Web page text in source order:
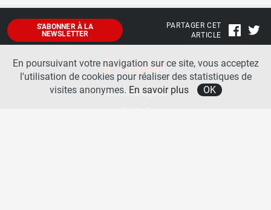
S'ABONNER À LA
NEWSLETTER
PARTAGER CET
ARTICLE
Mentions légales
En poursuivant votre navigation sur ce site, vous acceptez
l'utilisation de cookies pour réaliser des statistiques de
visites anonymes. En savoir plus OK